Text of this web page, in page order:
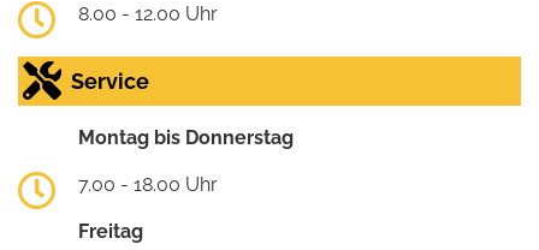
8.00 - 12.00 Uhr
Service
Montag bis Donnerstag
7.00 - 18.00 Uhr
Freitag